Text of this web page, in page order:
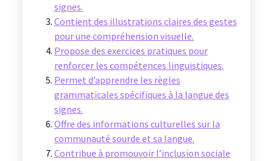
signes.
Contient des illustrations claires des gestes
pour une compréhension visuelle.
Propose des exercices pratiques pour
renforcer les compétences linguistiques.
Permet d’apprendre les règles
grammaticales spécifiques à la langue des
signes.
Offre des informations culturelles sur la
communauté sourde et sa langue.
Contribue à promouvoir l’inclusion sociale